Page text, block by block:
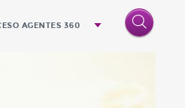
AGENTES 360